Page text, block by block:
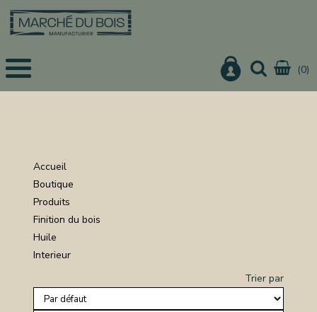
(0)
Accueil
Boutique
Produits
Finition du bois
Huile
Interieur
Trier par